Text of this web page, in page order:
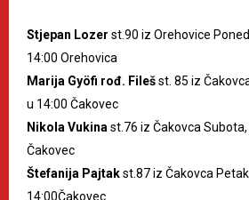
Stjepan Lozer st.90 iz Orehovice
14:00 Orehovica
Marija Gyöfi rođ. Filešst. 85 iz
u 14:00 Čakovec
Nikola Vukinast.76 iz Čakovca
Čakovec
Štefanija Pajtakst.87 iz Čakovca
14:00Čakovec